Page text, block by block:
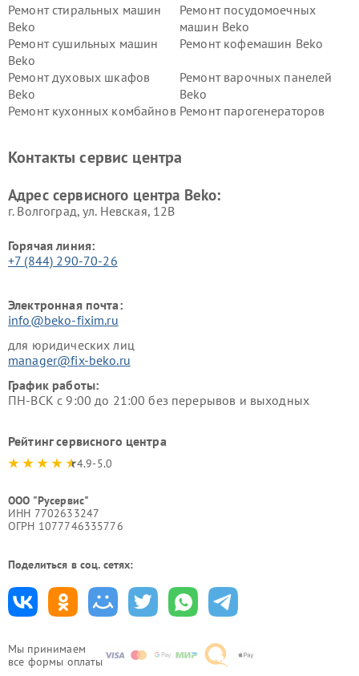
Мы принимаем
все формы оплаты
Ремонт стиральных машин
Beko
Ремонт посудомоечных
машин Beko
Ремонт сушильных машин
Beko
Ремонт кофемашин Beko
Ремонт духовых шкафов
Beko
Ремонт варочных панелей
Beko
Ремонт кухонных комбайнов Ремонт парогенераторов
Ремонт холодильников Beko Ремонт морозильных камер
Контакты сервис центра
Адрес сервисного центра Beko:
г. Волгоград, ул. Невская, 12В
Горячая линия:
+7 (844) 290-70-26
Электронная почта:
info@beko-fixim.ru
для юридических лиц
manager@fix-beko.ru
График работы:
ПН-ВСК с 9:00 до 21:00 без перерывов и выходных
Рейтинг сервисного центра
4.9-5.0
ООО "Русервис"
ИНН 7702633247
ОГРН 1077746335776
Поделиться в соц. сетях: